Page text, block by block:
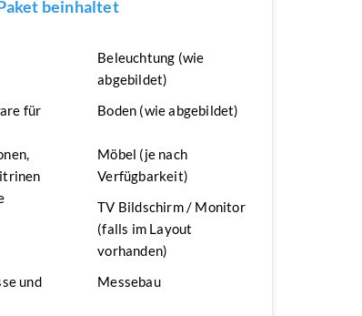
beinhaltet
Beleuchtung (wie
abgebildet)
für
Boden (wie abgebildet)
Möbel (je nach
Verfügbarkeit)
TV Bildschirm / Monitor
(falls im Layout
vorhanden)
und
Messebau